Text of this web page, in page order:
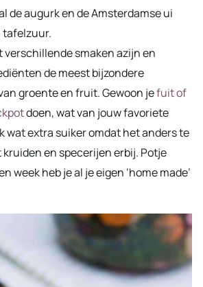
de augurk en de Amsterdamse ui
tafelzuur.
verschillende smaken azijn en
de meest bijzondere
groente en fruit. Gewoon jefuit of
doen, wat van jouw favoriete
wat extra suiker omdat het anders te
en specerijen erbij. Potje
week heb je al je eigen ‘home made’